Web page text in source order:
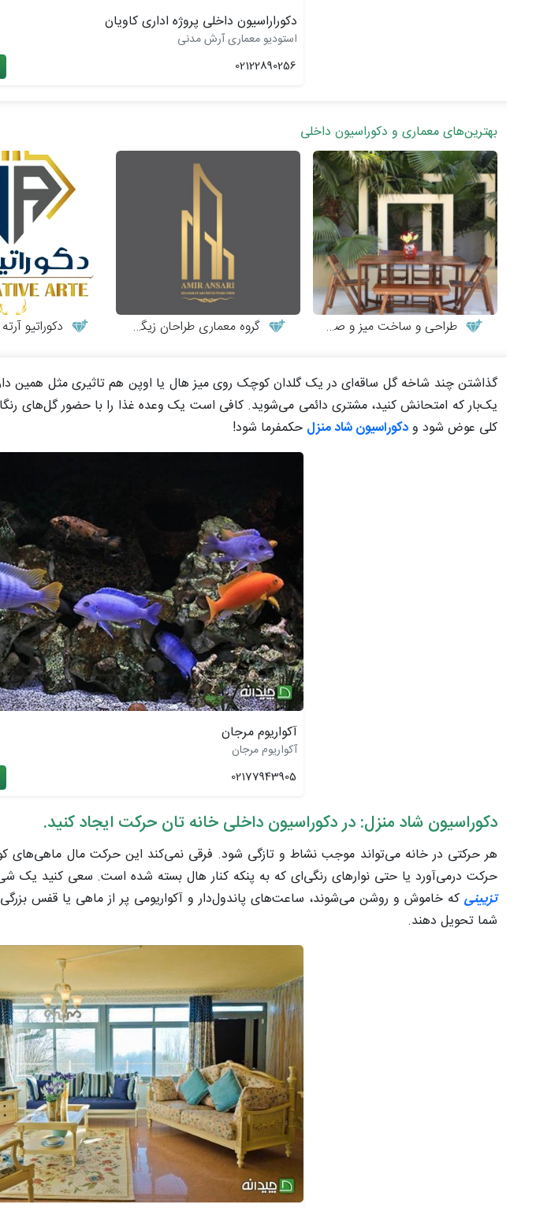
دکوراراسیون داخلی پروژه اداری کاویان
استودیو معماری آرش مدنی
02122890256
بهترین‌های معماری و دکوراسیون داخلی
طراحی و ساخت میز و صندلی چوبی گروه معماری طراحان زیگورات دکوراتیو آرته
گذاشتن چند شاخه گل ساقه‌ای در یک گلدان کوچک روی میز هال یا اوپن هم تاثیری مثل همین
یک‌بار که امتحانش کنید، مشتری دائمی می‌شوید. کافی است یک وعده غذا را با حضور گل‌های
کلی عوض شود ودکوراسیون شاد منزل حکمفرما شود!
آکواریوم مرجان
آکواریوم مرجان
02177943905
دکوراسیون شاد منزل: در دکوراسیون داخلی خانه تان حرکت ایجاد کنید.
هر حرکتی در خانه می‌تواند موجب نشاط و تازگی شود. فرقی نمی‌کند این حرکت مال
حرکت درمی‌آورد یا حتی نوارهای رنگی‌ای که به پنکه کنار هال بسته شده است. سعی کنید یک
تزیینی که خاموش و روشن می‌شوند، ساعت‌های پاندول‌دار و آکواریومی پر از ماهی یا قفس بزرگی
شما تحویل دهند.